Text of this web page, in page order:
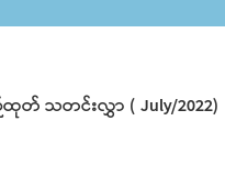
ထုတ် သတင်းလွှာ ( July/2022)